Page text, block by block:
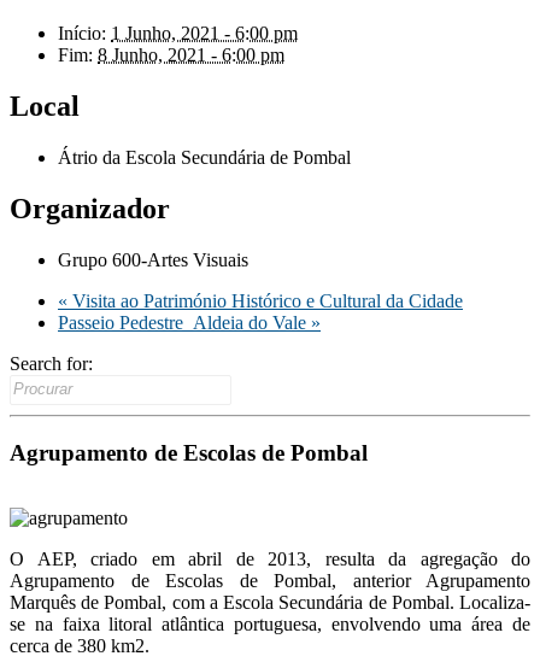
Início: 1 Junho, 2021 - 6:00 pm
Fim: 8 Junho, 2021 - 6:00 pm
Local
Átrio da Escola Secundária de Pombal
Organizador
Grupo 600-Artes Visuais
« Visita ao Património Histórico e Cultural da Cidade
Passeio Pedestre_Aldeia do Vale »
Search for:
Agrupamento de Escolas de Pombal
O AEP, criado em abril de 2013, resulta da agregação do
Agrupamento de Escolas de Pombal, anterior Agrupamento
Marquês de Pombal, com a Escola Secundária de Pombal. Localiza-
se na faixa litoral atlântica portuguesa, envolvendo uma área de
cerca de 380 km2.